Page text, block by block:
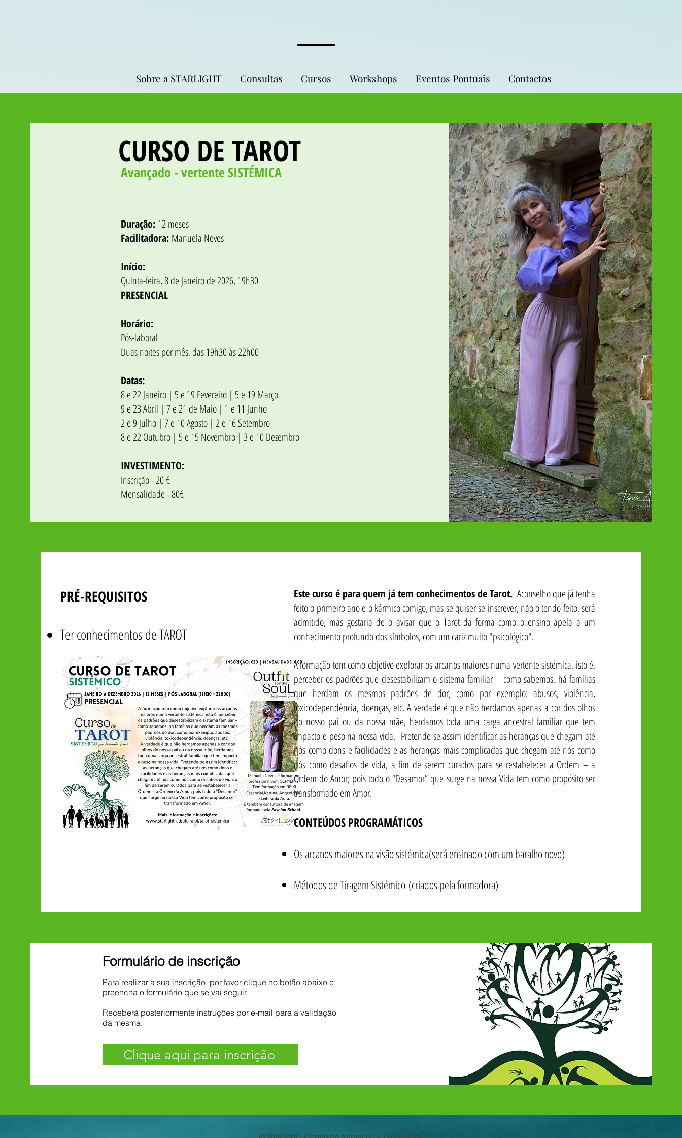
Sobre a STARLIGHT Consultas Cursos Workshops Eventos Pontuais Contactos
CURSO DE TAROT
Avançado - vertente SISTÉMICA
Duração: 12 meses
Facilitadora: Manuela Neves
Início:
Quinta-feira, 8 de Janeiro de 2026, 19h30
PRESENCIAL
Horário:
Pós-laboral
Duas noites por mês, das 19h30 às 22h00
Datas:
8 e 22 Janeiro | 5 e 19 Fevereiro | 5 e 19 Março
9 e 23 Abril | 7 e 21 de Maio | 1 e 11 Junho
2 e 9 Julho | 7 e 10 Agosto | 2 e 16 Setembro
8 e 22 Outubro | 5 e 15 Novembro | 3 e 10 Dezembro
INVESTIMENTO:
Inscrição - 20 €
Mensalidade - 80€
PRÉ-REQUISITOS
Ter conhecimentos de TAROT
Este curso é para quem já tem conhecimentos de Tarot. Aconselho que já tenha
feito o primeiro ano e o kármico comigo, mas se quiser se inscrever, não o tendo feito, será
admitido, mas gostaria de o avisar que o Tarot da forma como o ensino apela a um
conhecimento profundo dos símbolos, com um cariz muito "psicológico".
A formação tem como objetivo explorar os arcanos maiores numa vertente sistémica, isto é,
perceber os padrões que desestabilizam o sistema familiar – como sabemos, há famílias
que herdam os mesmos padrões de dor, como por exemplo: abusos, violência,
toxicodependência, doenças, etc. A verdade é que não herdamos apenas a cor dos olhos
do nosso pai ou da nossa mãe, herdamos toda uma carga ancestral familiar que tem
impacto e peso na nossa vida. Pretende-se assim identificar as heranças que chegam até
nós como dons e facilidades e as heranças mais complicadas que chegam até nós como
nós como desafios de vida, a fim de serem curados para se restabelecer a Ordem – a
Ordem do Amor; pois todo o “Desamor” que surge na nossa Vida tem como propósito ser
transformado em Amor.
CONTEÚDOS PROGRAMÁTICOS
Os arcanos maiores na visão sistémica(será ensinado com um baralho novo)
Métodos de Tiragem Sistémico (criados pela formadora)
Formulário de inscrição
Para realizar a sua inscrição, por favor clique no botão abaixo e
preencha o formulário que se vai seguir.
Receberá posteriormente instruções por e-mail para a validação
da mesma.
Clique aqui para inscrição